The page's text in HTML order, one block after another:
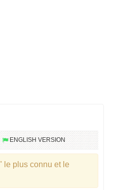
ENGLISH VERSION
le plus connu et le